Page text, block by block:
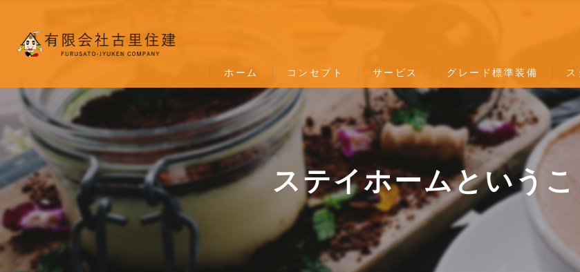
ホーム コンセプト サービス
匠の技
ソフィホーム
グレード標準装備
タカラ
TOTO
LIXIL
YKK
パナソニック
ステイホームという